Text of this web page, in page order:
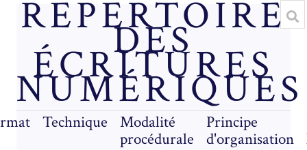
RÉPERTOIRE
DES
ÉCRITURES
NUMÉRIQUES
Technique
Modalité
procédurale
Principe
d'organisation